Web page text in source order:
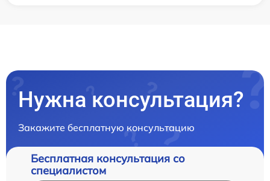
Нужна консультация?
Закажите бесплатную консультацию
Бесплатная консультация со
специалистом